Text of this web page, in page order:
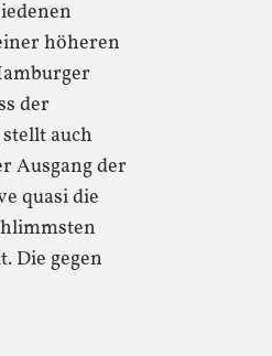
höheren
der
auch
Ausgang der
quasi die
Die gegen